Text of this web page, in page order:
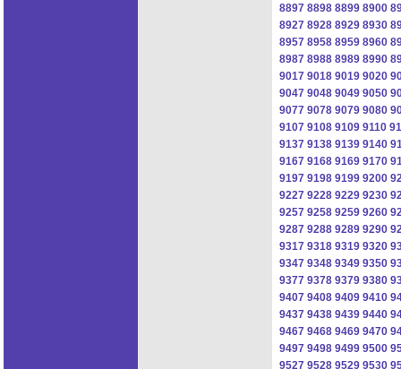
8897 8898 8899 8900
8927 8928 8929 8930
8957 8958 8959 8960
8987 8988 8989 8990
9017 9018 9019 9020
9047 9048 9049 9050
9077 9078 9079 9080
9107 9108 9109 9110
9137 9138 9139 9140
9167 9168 9169 9170
9197 9198 9199 9200
9227 9228 9229 9230
9257 9258 9259 9260
9287 9288 9289 9290
9317 9318 9319 9320
9347 9348 9349 9350
9377 9378 9379 9380
9407 9408 9409 9410
9437 9438 9439 9440
9467 9468 9469 9470
9497 9498 9499 9500
9527 9528 9529 9530